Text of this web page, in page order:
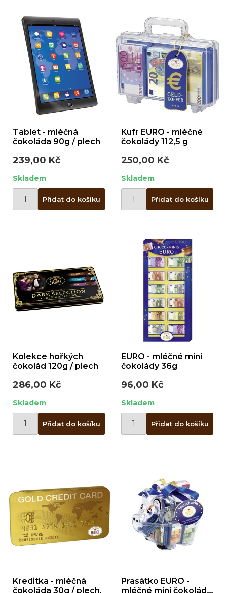
Tablet - mléčná
čokoláda 90g / plech
239,00 Kč
Skladem
Přidat do košíku
Kufr EURO - mléčné
čokolády 112,5 g
250,00 Kč
Skladem
Přidat do košíku
Kolekce hořkých
čokolád 120g / plech
286,00 Kč
Skladem
Přidat do košíku
EURO - mléčné mini
čokolády 36g
96,00 Kč
Skladem
Přidat do košíku
Kreditka - mléčná
čokoláda 30g / plech.
Prasátko EURO -
mléčné mini čokolády